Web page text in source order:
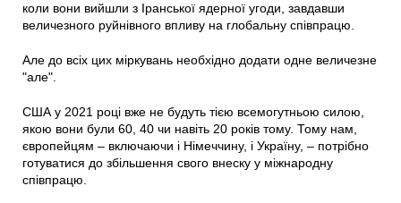
коли вони вийшли з Іранської ядерної угоди, завдавши
величезного руйнівного впливу на глобальну співпрацю.
Але до всіх цих міркувань необхідно додати одне величезне
"але".
США у 2021 році вже не будуть тією всемогутньою силою,
якою вони були 60, 40 чи навіть 20 років тому. Тому нам,
європейцям – включаючи і Німеччину, і Україну, – потрібно
готуватися до збільшення свого внеску у міжнародну
співпрацю.